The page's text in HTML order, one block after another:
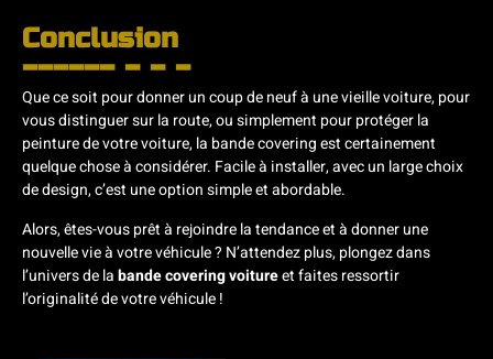
Conclusion
Que ce soit pour donner un coup de neuf à une vieille voiture, pour
vous distinguer sur la route, ou simplement pour protéger la
peinture de votre voiture, la bande covering est certainement
quelque chose à considérer. Facile à installer, avec un large choix
de design, c’est une option simple et abordable.
Alors, êtes-vous prêt à rejoindre la tendance et à donner une
nouvelle vie à votre véhicule ? N’attendez plus, plongez dans
l’univers de labande covering voitureet faites ressortir
l’originalité de votre véhicule !